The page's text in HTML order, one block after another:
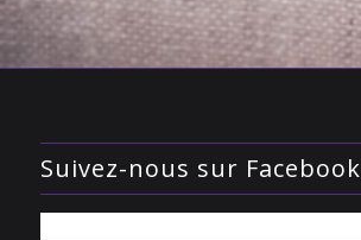
Suivez-nous sur Facebook